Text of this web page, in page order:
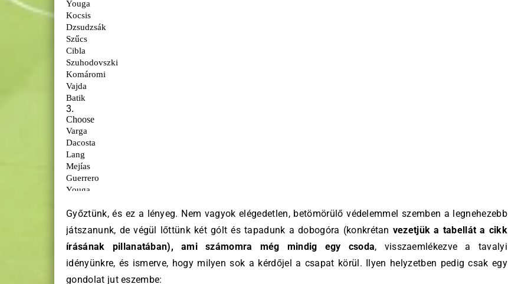
Győztünk, és ez a lényeg. Nem vagyok elégedetlen, betömörülő védelemmel szemben a legnehezebb
játszanunk, de végül lőttünk két gólt és tapadunk a dobogóra (konkrétan vezetjük a tabellát a cikk
írásának pillanatában), ami számomra még mindig egy csoda, visszaemlékezve a tavalyi
idényünkre, és ismerve, hogy milyen sok a kérdőjel a csapat körül. Ilyen helyzetben pedig csak egy
gondolat jut eszembe: